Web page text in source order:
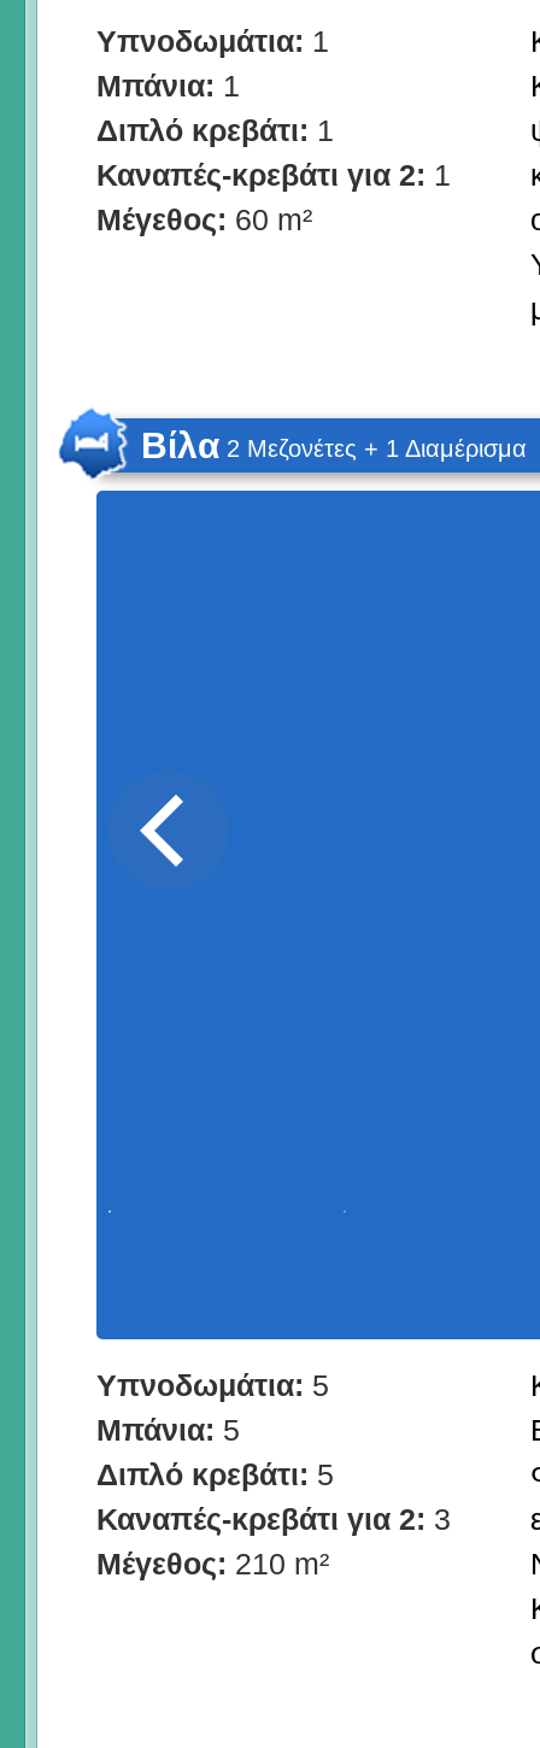
Υπνοδωμάτια: 1
Μπάνια: 1
Διπλό κρεβάτι: 1
Καναπές-κρεβάτι για 2: 1
Μέγεθος: 60 m²
Βίλα 2 Μεζονέτες + 1 Διαμέρισμα
Υπνοδωμάτια: 5
Μπάνια: 5
Διπλό κρεβάτι: 5
Καναπές-κρεβάτι για 2: 3
Μέγεθος: 210 m²